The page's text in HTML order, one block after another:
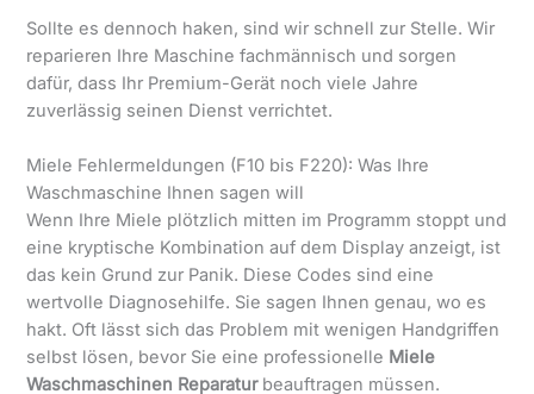
Sollte es dennoch haken, sind wir schnell zur Stelle. Wir
reparieren Ihre Maschine fachmännisch und sorgen
dafür, dass Ihr Premium-Gerät noch viele Jahre
zuverlässig seinen Dienst verrichtet.
Miele Fehlermeldungen (F10 bis F220): Was Ihre
Waschmaschine Ihnen sagen will
Wenn Ihre Miele plötzlich mitten im Programm stoppt und
eine kryptische Kombination auf dem Display anzeigt, ist
das kein Grund zur Panik. Diese Codes sind eine
wertvolle Diagnosehilfe. Sie sagen Ihnen genau, wo es
hakt. Oft lässt sich das Problem mit wenigen Handgriffen
selbst lösen, bevor Sie eine professionelle Miele
Waschmaschinen Reparaturbeauftragen müssen.